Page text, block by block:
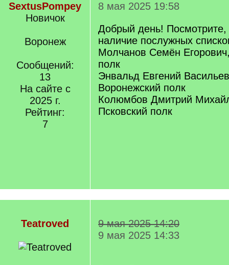
SextusPompey
Новичок
Воронеж
Сообщений:
13
На сайте с
2025 г.
Рейтинг:
7
8 мая 2025 19:58
Добрый день! Посмотрите,
наличие послужных
Молчанов Семён
полк
Энвальд Евгений
Воронежский полк
Колюмбов Дмитрий
Псковский полк
Teatroved
9 мая 2025 14:20
9 мая 2025 14:33